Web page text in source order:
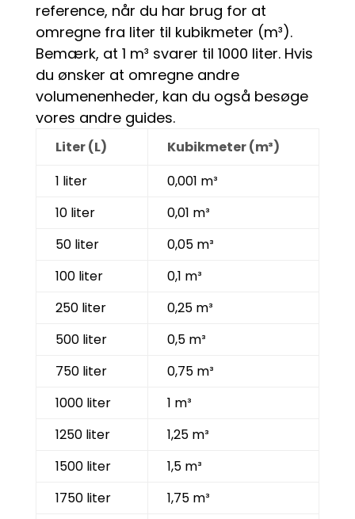
reference, når du har brug for at
omregne fra liter til kubikmeter (m³).
Bemærk, at 1 m³ svarer til 1000 liter. Hvis
du ønsker at omregne andre
volumenenheder, kan du også besøge
vores andre guides.
Liter (L)
Kubikmeter (m³)
1 liter
0,001 m³
10 liter
0,01 m³
50 liter
0,05 m³
100 liter
0,1 m³
250 liter
0,25 m³
500 liter
0,5 m³
750 liter
0,75 m³
1000 liter
1 m³
1250 liter
1,25 m³
1500 liter
1,5 m³
1750 liter
1,75 m³